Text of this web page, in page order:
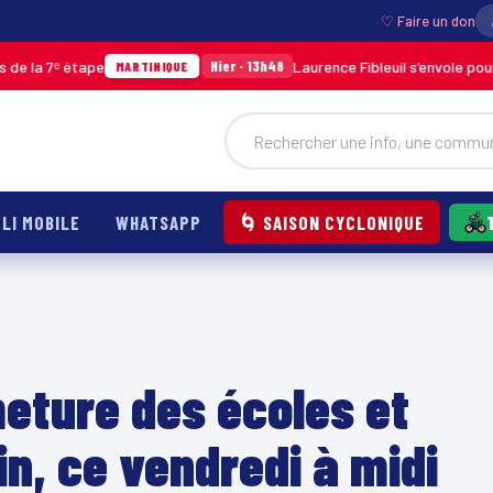
♡ Faire un don
MARTINIQUE Hier · 13h48 Laurence Fibleuil s’envole pour
MOBILE WHATSAPP 🌀 SAISON CYCLONIQUE
des écoles et
ce vendredi à midi